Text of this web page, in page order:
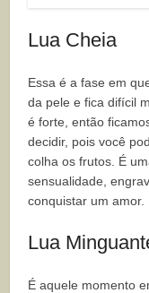
Lua Cheia
Essa é a fase em
da pele e fica difícil
é forte, então
decidir, pois você
colha os frutos. É
sensualidade,
conquistar um amor.
Lua
É aquele momento